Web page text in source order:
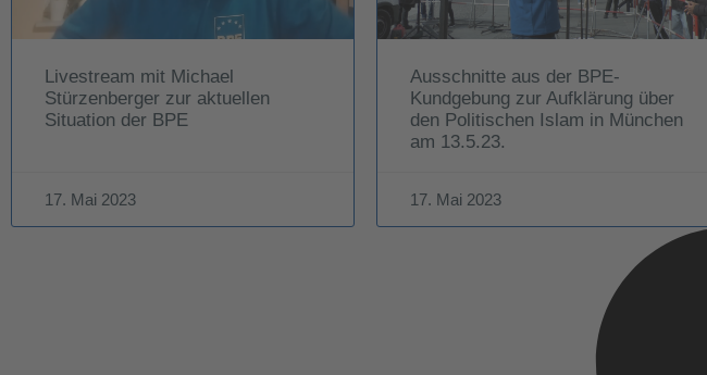
Livestream mit Michael
Stürzenberger zur aktuellen
Situation der BPE
17. Mai 2023
Ausschnitte aus der BPE-
Kundgebung zur Aufklärung über
den Politischen Islam in München
am 13.5.23.
17. Mai 2023